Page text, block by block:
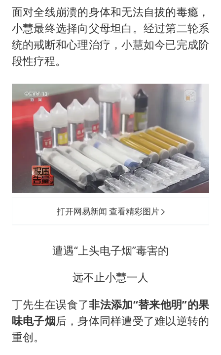
面对全线崩溃的身体和无法自拔的毒瘾，
小慧最终选择向父母坦白。经过第二轮系
统的戒断和心理治疗，小慧如今已完成阶
段性疗程。
打开网易新闻 查看精彩图片
遭遇“上头电子烟”毒害的
远不止小慧一人
丁先生在误食了非法添加“替来他明”的果
味电子烟后，身体同样遭受了难以逆转的
重创。